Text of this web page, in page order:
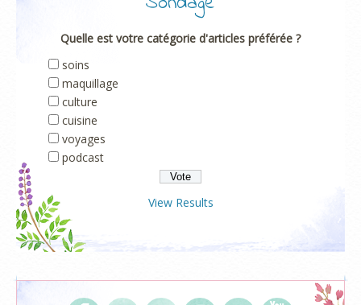
Quelle est votre catégorie d'articles préférée ?
soins
maquillage
culture
cuisine
voyages
podcast
View Results